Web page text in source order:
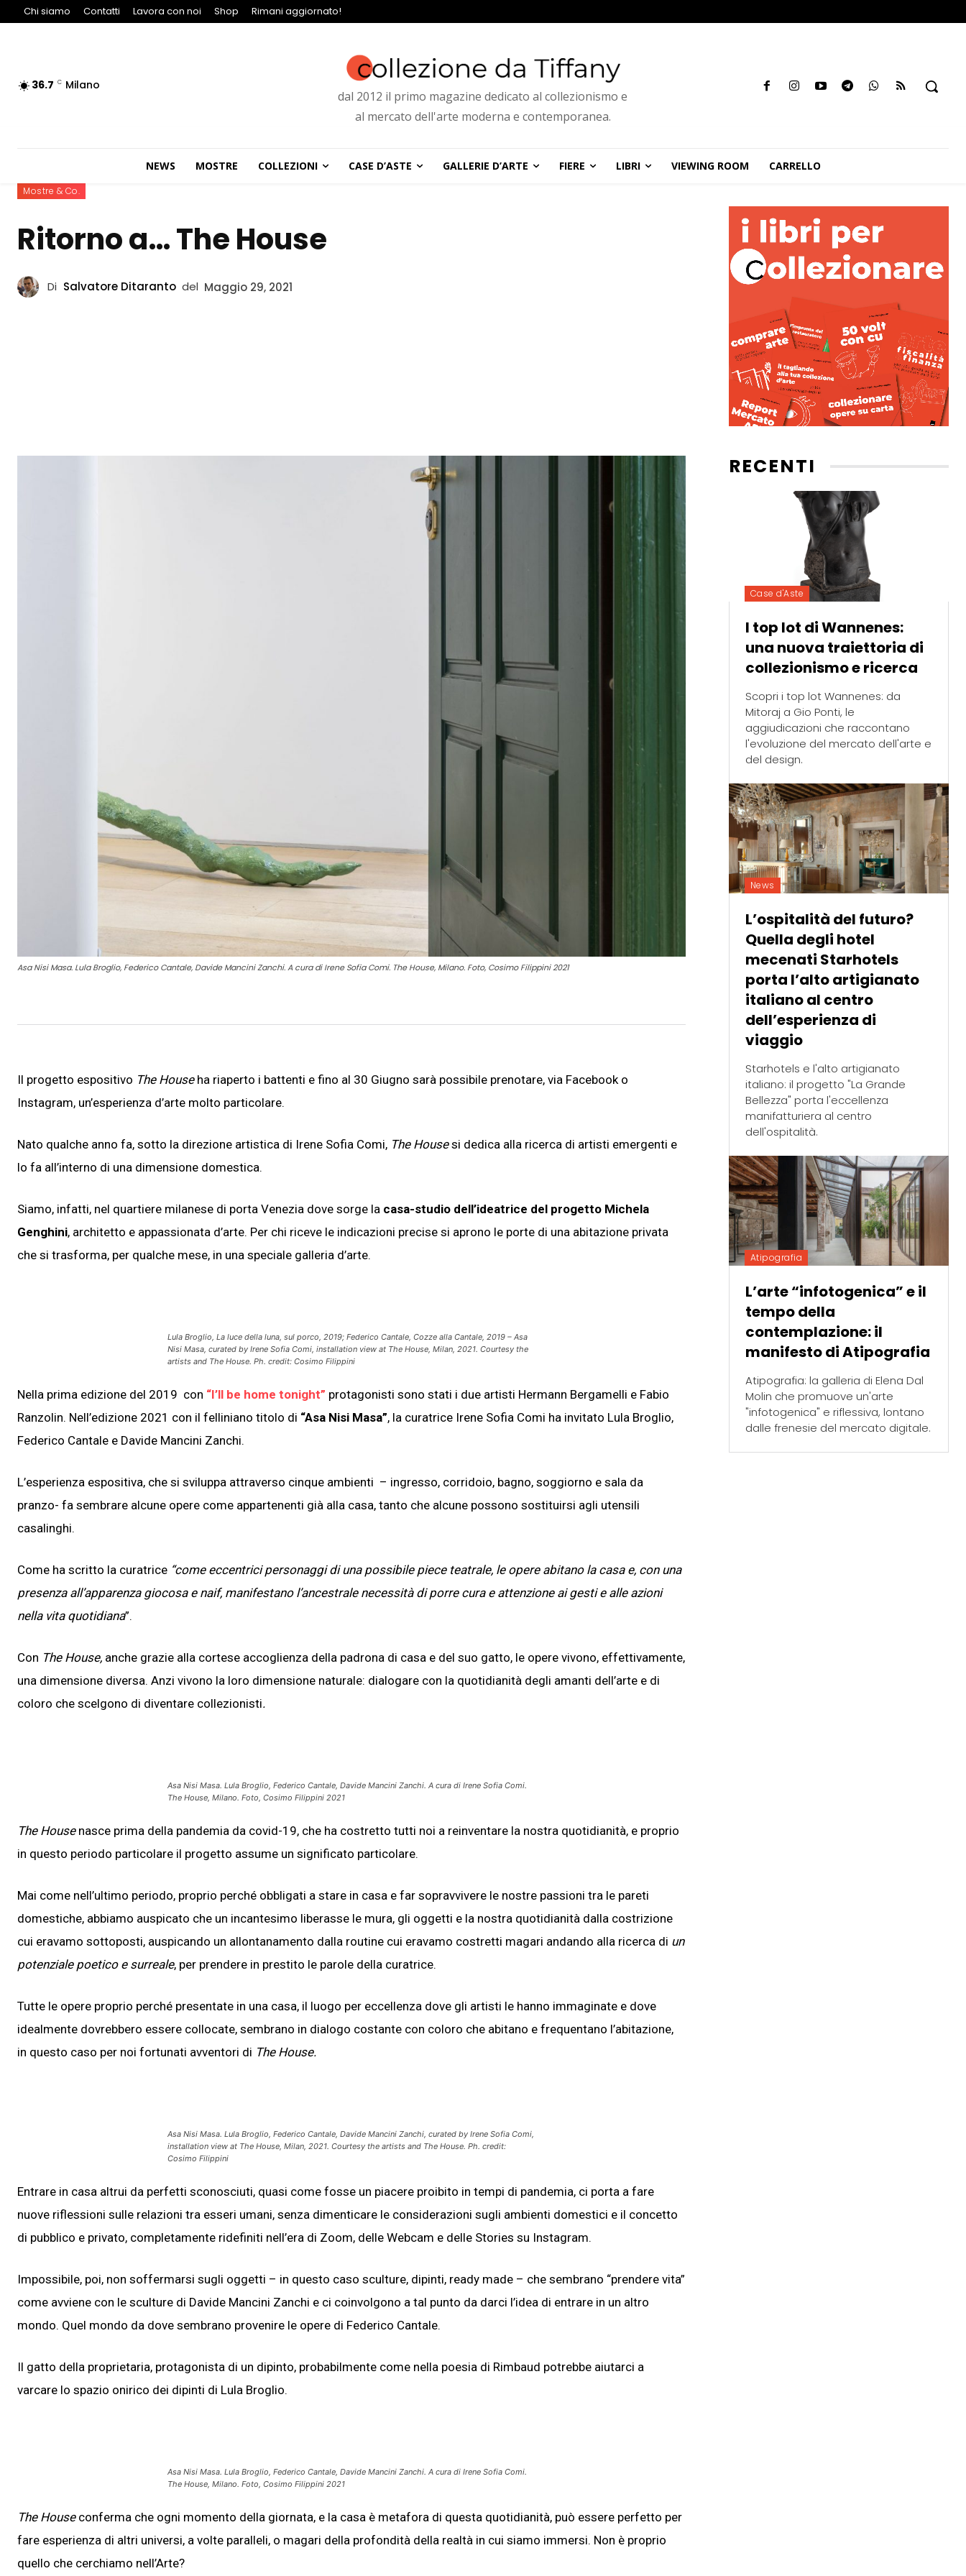
Chi siamo Contatti Lavora con noi Shop Rimani aggiornato!
36.7 C Milano
dal 2012 il primo magazine dedicato al collezionismo e
al mercato dell'arte moderna e contemporanea.
NEWS MOSTRE COLLEZIONI CASE D’ASTE GALLERIE D’ARTE FIERE LIBRI VIEWING ROOM CARRELLO
Mostre & Co.
Ritorno a… The House
Di Salvatore Ditaranto del Maggio 29, 2021
Asa Nisi Masa. Lula Broglio, Federico Cantale, Davide Mancini Zanchi. A cura di Irene Sofia Comi. The House, Milano. Foto, Cosimo Filippini 2021
Il progetto espositivo The Househa riaperto i battenti e fino al 30 Giugno sarà possibile prenotare, via Facebook o
Instagram, un’esperienza d’arte molto particolare.
Nato qualche anno fa, sotto la direzione artistica di Irene Sofia Comi, The Housesi dedica alla ricerca di artisti emergenti e
lo fa all’interno di una dimensione domestica.
Siamo, infatti, nel quartiere milanese di porta Venezia dove sorge la casa-studio dell’ideatrice del progetto Michela
Genghini, architetto e appassionata d’arte. Per chi riceve le indicazioni precise si aprono le porte di una abitazione privata
che si trasforma, per qualche mese, in una speciale galleria d’arte.
Lula Broglio, La luce della luna, sul porco, 2019; Federico Cantale, Cozze alla Cantale, 2019 – Asa
Nisi Masa, curated by Irene Sofia Comi, installation view at The House, Milan, 2021. Courtesy the
artists and The House. Ph. credit: Cosimo Filippini
Nella prima edizione del 2019 con “I’ll be home tonight” protagonisti sono stati i due artisti Hermann Bergamelli e Fabio
Ranzolin. Nell’edizione 2021 con il felliniano titolo di “Asa Nisi Masa”, la curatrice Irene Sofia Comi ha invitato Lula Broglio,
Federico Cantale e Davide Mancini Zanchi.
L’esperienza espositiva, che si sviluppa attraverso cinque ambienti – ingresso, corridoio, bagno, soggiorno e sala da
pranzo- fa sembrare alcune opere come appartenenti già alla casa, tanto che alcune possono sostituirsi agli utensili
casalinghi.
Come ha scritto la curatrice “come eccentrici personaggi di una possibile piece teatrale, le opere abitano la casa e, con una
presenza all’apparenza giocosa e naif, manifestano l’ancestrale necessità di porre cura e attenzione ai gesti e alle azioni
nella vita quotidiana”.
Con The House, anche grazie alla cortese accoglienza della padrona di casa e del suo gatto, le opere vivono, effettivamente,
una dimensione diversa. Anzi vivono la loro dimensione naturale: dialogare con la quotidianità degli amanti dell’arte e di
coloro che scelgono di diventare collezionisti.
Asa Nisi Masa. Lula Broglio, Federico Cantale, Davide Mancini Zanchi. A cura di Irene Sofia Comi.
The House, Milano. Foto, Cosimo Filippini 2021
The Housenasce prima della pandemia da covid-19, che ha costretto tutti noi a reinventare la nostra quotidianità, e proprio
in questo periodo particolare il progetto assume un significato particolare.
Mai come nell’ultimo periodo, proprio perché obbligati a stare in casa e far sopravvivere le nostre passioni tra le pareti
domestiche, abbiamo auspicato che un incantesimo liberasse le mura, gli oggetti e la nostra quotidianità dalla costrizione
cui eravamo sottoposti, auspicando un allontanamento dalla routine cui eravamo costretti magari andando alla ricerca di un
potenziale poetico e surreale, per prendere in prestito le parole della curatrice.
Tutte le opere proprio perché presentate in una casa, il luogo per eccellenza dove gli artisti le hanno immaginate e dove
idealmente dovrebbero essere collocate, sembrano in dialogo costante con coloro che abitano e frequentano l’abitazione,
in questo caso per noi fortunati avventori di The House.
Asa Nisi Masa. Lula Broglio, Federico Cantale, Davide Mancini Zanchi, curated by Irene Sofia Comi,
installation view at The House, Milan, 2021. Courtesy the artists and The House. Ph. credit:
Cosimo Filippini
Entrare in casa altrui da perfetti sconosciuti, quasi come fosse un piacere proibito in tempi di pandemia, ci porta a fare
nuove riflessioni sulle relazioni tra esseri umani, senza dimenticare le considerazioni sugli ambienti domestici e il concetto
di pubblico e privato, completamente ridefiniti nell’era di Zoom, delle Webcam e delle Stories su Instagram.
Impossibile, poi, non soffermarsi sugli oggetti – in questo caso sculture, dipinti, ready made – che sembrano “prendere vita”
come avviene con le sculture di Davide Mancini Zanchi e ci coinvolgono a tal punto da darci l’idea di entrare in un altro
mondo. Quel mondo da dove sembrano provenire le opere di Federico Cantale.
Il gatto della proprietaria, protagonista di un dipinto, probabilmente come nella poesia di Rimbaud potrebbe aiutarci a
varcare lo spazio onirico dei dipinti di Lula Broglio.
Asa Nisi Masa. Lula Broglio, Federico Cantale, Davide Mancini Zanchi. A cura di Irene Sofia Comi.
The House, Milano. Foto, Cosimo Filippini 2021
The Houseconferma che ogni momento della giornata, e la casa è metafora di questa quotidianità, può essere perfetto per
fare esperienza di altri universi, a volte paralleli, o magari della profondità della realtà in cui siamo immersi. Non è proprio
quello che cerchiamo nell’Arte?
RECENTI
Case d'Aste
I top lot di Wannenes:
una nuova traiettoria di
collezionismo e ricerca
Scopri i top lot Wannenes: da
Mitoraj a Gio Ponti, le
aggiudicazioni che raccontano
l'evoluzione del mercato dell'arte e
del design.
News
L’ospitalità del futuro?
Quella degli hotel
mecenati Starhotels
porta l’alto artigianato
italiano al centro
dell’esperienza di
viaggio
Starhotels e l'alto artigianato
italiano: il progetto "La Grande
Bellezza" porta l'eccellenza
manifatturiera al centro
dell'ospitalità.
Atipografia
L’arte “infotogenica” e il
tempo della
contemplazione: il
manifesto di Atipografia
Atipografia: la galleria di Elena Dal
Molin che promuove un'arte
"infotogenica" e riflessiva, lontano
dalle frenesie del mercato digitale.